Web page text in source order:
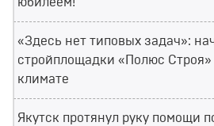
«Здесь нет типовых задач»:
стройплощадки «Полюс Строя»
климате
Якутск протянул руку помощи